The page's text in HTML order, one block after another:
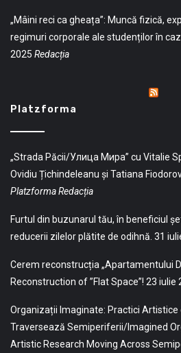
„Mâini reci ca gheața”: Muncă fizică,
regimuri corporale ale studenților în
2025 Redacția
Platzforma
„Strada Păcii/Улица Мира” cu Vitalie
Ovidiu Țichindeleanu și Tatiana
Platzforma Redacția
Furtul din buzunarul tău, în beneficiul
reducerii zilelor plătite de odihnă. 31
Cerem reconstrucția „Apartamentului
Reconstruction of ”Flat Space”! 23 iulie
Organizații Imaginate: Practici Artistice
Traversează Semiperiferii/Imagined
Artistic Research Moving Across